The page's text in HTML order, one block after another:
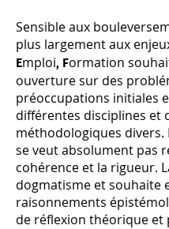
Sensible aux
plus largement aux
Emploi, Formation
ouverture sur des
préoccupations initiales
différentes disciplines et
méthodologiques divers.
se veut absolument pas
cohérence et la rigueur.
dogmatisme et souhaite
raisonnements
de réflexion théorique et